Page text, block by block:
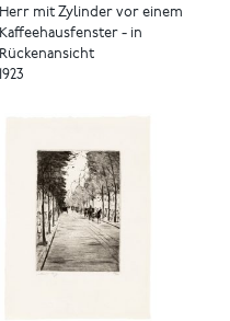
Herr mit Zylinder vor einem
Kaffeehausfenster - in
Rückenansicht
1923